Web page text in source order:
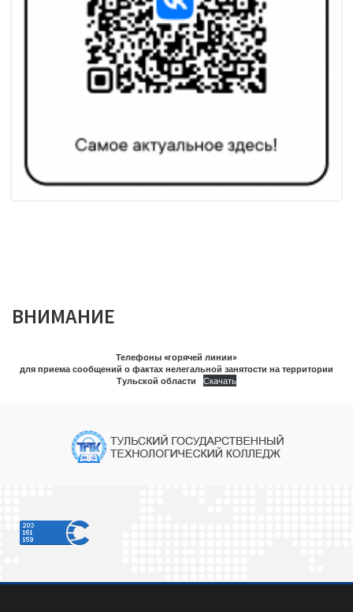
ВНИМАНИЕ
Телефоны «горячей линии»
для приема сообщений о фактах нелегальной занятости на территории
Тульской области
Скачать